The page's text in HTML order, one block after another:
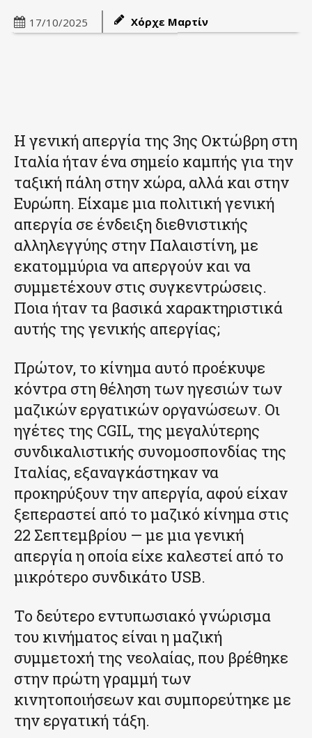
17/10/2025 Χόρχε Μαρτίν
Η γενική απεργία της 3ης Οκτώβρη στη
Ιταλία ήταν ένα σημείο καμπής για την
ταξική πάλη στην χώρα, αλλά και στην
Ευρώπη. Είχαμε μια πολιτική γενική
απεργία σε ένδειξη διεθνιστικής
αλληλεγγύης στην Παλαιστίνη, με
εκατομμύρια να απεργούν και να
συμμετέχουν στις συγκεντρώσεις.
Ποια ήταν τα βασικά χαρακτηριστικά
αυτής της γενικής απεργίας;
Πρώτον, το κίνημα αυτό προέκυψε
κόντρα στη θέληση των ηγεσιών των
μαζικών εργατικών οργανώσεων. Οι
ηγέτες της CGIL, της μεγαλύτερης
συνδικαλιστικής συνομοσπονδίας της
Ιταλίας, εξαναγκάστηκαν να
προκηρύξουν την απεργία, αφού είχαν
ξεπεραστεί από το μαζικό κίνημα στις
22 Σεπτεμβρίου — με μια γενική
απεργία η οποία είχε καλεστεί από το
μικρότερο συνδικάτο USB.
Το δεύτερο εντυπωσιακό γνώρισμα
του κινήματος είναι η μαζική
συμμετοχή της νεολαίας, που βρέθηκε
στην πρώτη γραμμή των
κινητοποιήσεων και συμπορεύτηκε με
την εργατική τάξη.